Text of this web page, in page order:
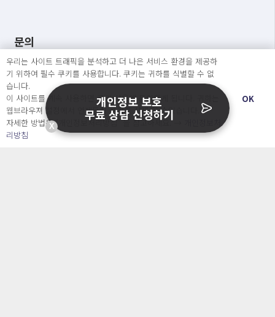
문의
서비스소개서 신청
도입문의
서비스 소개
우리는 사이트 트래픽을 분석하고 더 나은 서비스 환경을 제공하
기 위하여 필수 쿠키를 사용합니다. 쿠키는 귀하를 식별할 수 없
습니다.
이 사이트를 계속 사용하면 쿠키 사용에 동의하게 됩니다. 귀하는
웹브라우져 설정에서 언제든지 쿠키를 삭제 할 수있습니다.
자세한 방법은 “개인정보처리방침” 을 참고하세요. →
리방침
OK
X
개인정보 보호
무료 상담 신청하기